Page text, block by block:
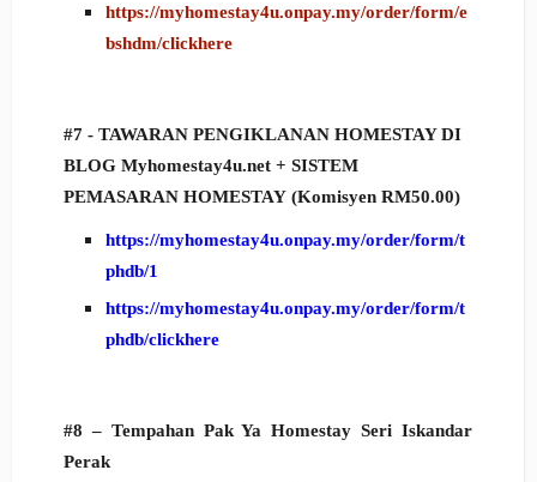
https://myhomestay4u.onpay.my/order/form/e
bshdm/clickhere
#7 - TAWARAN PENGIKLANAN HOMESTAY DI
BLOG Myhomestay4u.net + SISTEM
PEMASARAN HOMESTAY (Komisyen RM50.00)
https://myhomestay4u.onpay.my/order/form/t
phdb/1
https://myhomestay4u.onpay.my/order/form/t
phdb/clickhere
#8 – Tempahan Pak Ya Homestay Seri Iskandar
Perak